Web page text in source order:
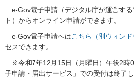
e-Gov電子申請（デジタル庁が運営する
ト）からオンライン申請ができます。
e-Gov電子申請へはこちら（別ウィンド
セスできます。
※令和7年12月15日（月曜日）午後2時
子申請・届出サービス」での受付は終了し